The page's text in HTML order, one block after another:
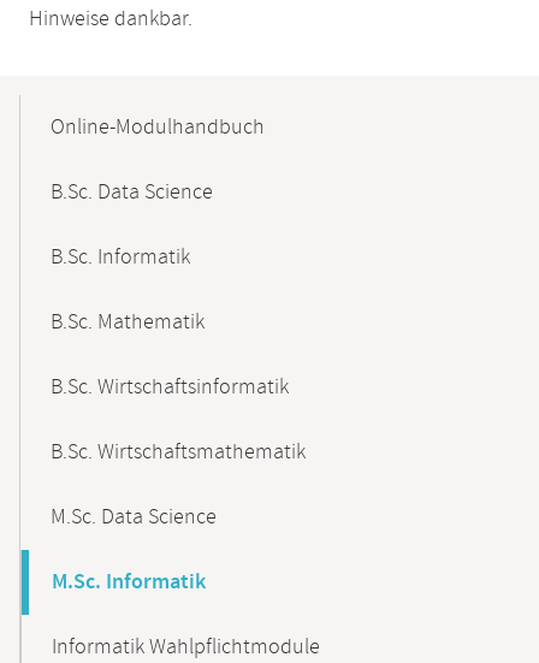
Hinweise dankbar.
NavigationOnline-Modulhandbuch
B.Sc. Data Science
B.Sc. Informatik
B.Sc. Mathematik
B.Sc. Wirtschaftsinformatik
B.Sc. Wirtschaftsmathematik
M.Sc. Data Science
M.Sc. Informatik
Informatik Wahlpflichtmodule